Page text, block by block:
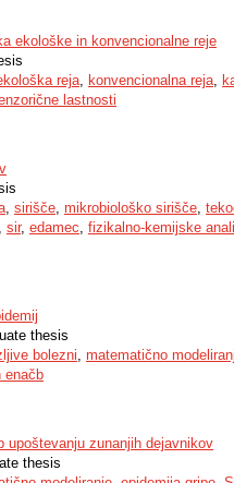
ekološke in konvencionalne reje
reja, konvencionalna reja,
lastnosti
, sirišče, mikrobiološko sirišče,
, sir, edamec, fizikalno-kemijske
thesis
bolezni, matematično
enačb
upoštevanju zunanjih dejavnikov
thesis